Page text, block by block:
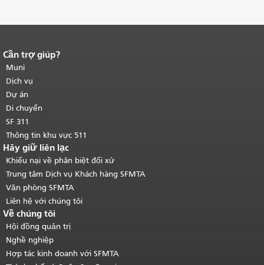
Kết thúc nội dung trang.
của trang này được lặp lại trên mọi
trang.Quay lại đầu trang nội dung
chính.
Cần trợ giúp?
Muni
Dịch vụ
Dự án
Di chuyển
SF 311
Thông tin khu vực 511
Hãy giữ liên lạc
Khiếu nại về phân biệt đối xử
Trung tâm Dịch vụ Khách hàng SFMTA
Văn phòng SFMTA
Liên hệ với chúng tôi
Về chúng tôi
Hội đồng quản trị
Nghề nghiệp
Hợp tác kinh doanh với SFMTA